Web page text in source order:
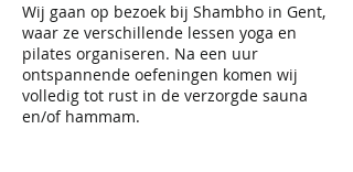
Wij gaan op bezoek bij Shambho in Gent,
waar ze verschillende lessen yoga en
pilates organiseren. Na een uur
ontspannende oefeningen komen wij
volledig tot rust in de verzorgde sauna
en/of hammam.